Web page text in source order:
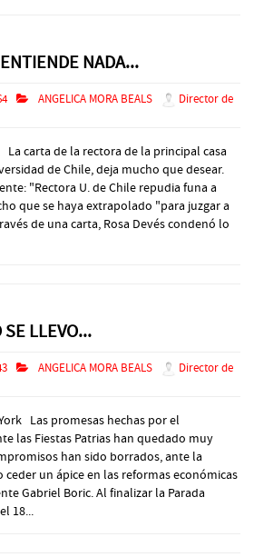
NADA...
ANGELICA MORA BEALS
Director de
La carta de la rectora de la principal casa
de Chile, deja mucho que desear.
"Rectora U. de Chile repudia funa a
que se haya extrapolado "para juzgar a
de una carta, Rosa Devés condenó lo
SE LLEVO...
ANGELICA MORA BEALS
Director de
Las promesas hechas por el
las Fiestas Patrias han quedado muy
han sido borrados, ante la
un ápice en las reformas económicas
Gabriel Boric. Al finalizar la Parada
18...